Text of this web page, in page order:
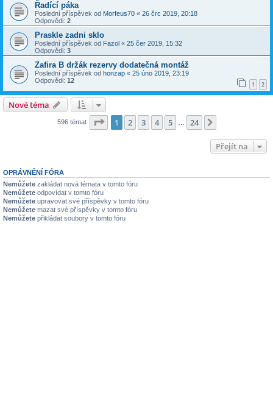
Řadící páka
Poslední příspěvek od Morfeus70 « 26 črc 2019, 20:18
Odpovědi: 2
Praskle zadni sklo
Poslední příspěvek od Fazol « 25 čer 2019, 15:32
Odpovědi: 3
Zafira B držák rezervy dodatečná montáž
Poslední příspěvek od honzap « 25 úno 2019, 23:19
Odpovědi: 12 1 2
Nové téma
596 témat Stránka z 24
1 2 3 4 5 24
Přejít na
OPRÁVNĚNÍ FÓRA
Nemůžete zakládat nová témata v tomto fóru
Nemůžete odpovídat v tomto fóru
Nemůžete upravovat své příspěvky v tomto fóru
Nemůžete mazat své příspěvky v tomto fóru
Nemůžete přikládat soubory v tomto fóru